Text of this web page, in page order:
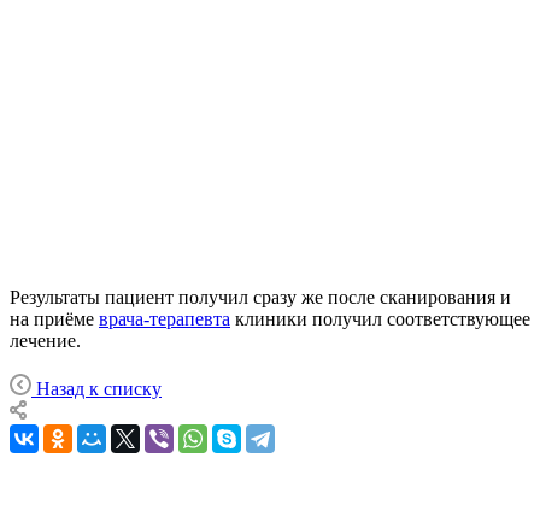
Результаты пациент получил сразу же после сканирования и
на приёме врача-терапевта клиники получил соответствующее
лечение.
Назад к списку